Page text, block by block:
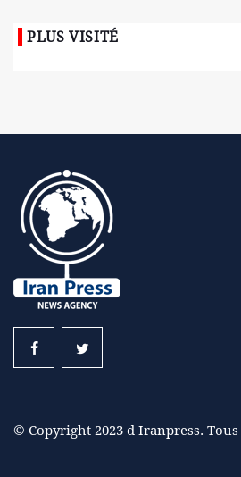
PLUS VISITÉ
© Copyright 2023 d Iranpress.